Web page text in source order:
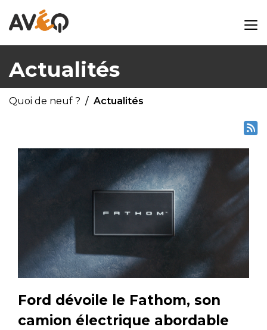
Actualités
Quoi de neuf ? Actualités
Ford dévoile le Fathom, son
camion électrique abordable